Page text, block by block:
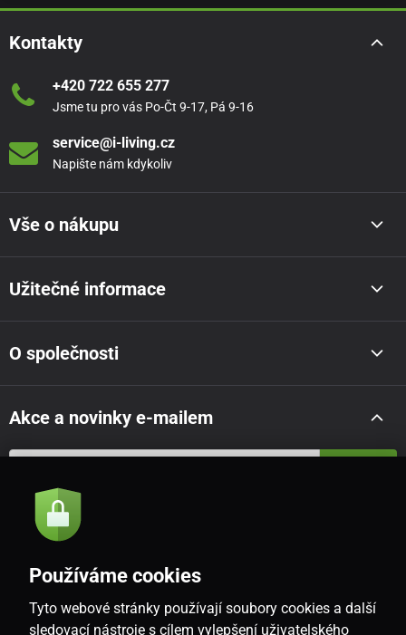
Kontakty
+420 722 655 277
Jsme tu pro vás Po-Čt 9-17, Pá 9-16
service@i-living.cz
Napište nám kdykoliv
Vše o nákupu
Užitečné informace
O společnosti
Akce a novinky e-mailem
Souhlasím se
CZ
Používáme cookies
Tyto webové stránky používají soubory cookies a další
sledovací nástroje s cílem vylepšení uživatelského